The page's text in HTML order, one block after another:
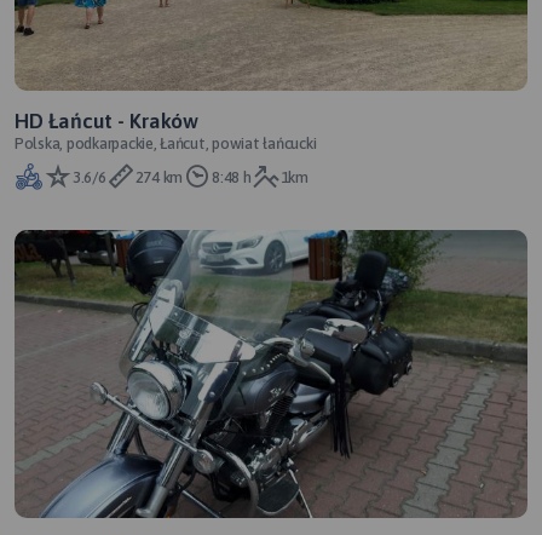
HD Łańcut - Kraków
Polska, podkarpackie, Łańcut, powiat łańcucki
3.6/6
274 km 8:48 h 1km